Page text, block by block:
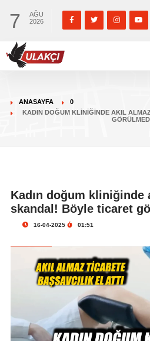
7
AĞU
2026
ANASAYFA
0
KADIN DOĞUM KLINIĞINDE AKIL
Kadın doğum kliniğinde
skandal! Böyle ticaret
16-04-2025 01:51